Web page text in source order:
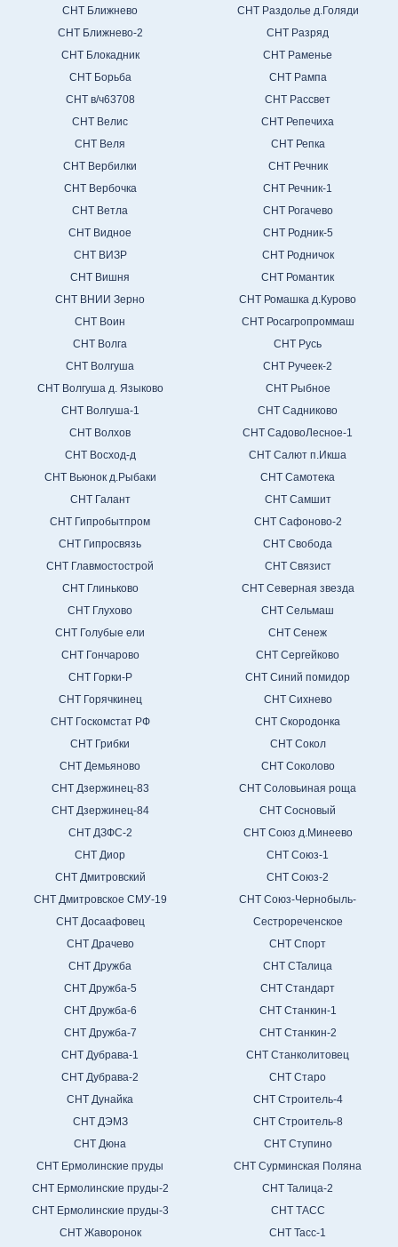
СНТ Ближнево
СНТ Ближнево-2
СНТ Блокадник
СНТ Борьба
СНТ в/ч63708
СНТ Велис
СНТ Веля
СНТ Вербилки
СНТ Вербочка
СНТ Ветла
СНТ Видное
СНТ ВИЗР
СНТ Вишня
СНТ ВНИИ Зерно
СНТ Воин
СНТ Волга
СНТ Волгуша
СНТ Волгуша д. Языково
СНТ Волгуша-1
СНТ Волхов
СНТ Восход-д
СНТ Вьюнок д.Рыбаки
СНТ Галант
СНТ Гипробытпром
СНТ Гипросвязь
СНТ Главмостострой
СНТ Глиньково
СНТ Глухово
СНТ Голубые ели
СНТ Гончарово
СНТ Горки-Р
СНТ Горячкинец
СНТ Госкомстат РФ
СНТ Грибки
СНТ Демьяново
СНТ Дзержинец-83
СНТ Дзержинец-84
СНТ ДЗФС-2
СНТ Диор
СНТ Дмитровский
СНТ Дмитровское СМУ-19
СНТ Досаафовец
СНТ Драчево
СНТ Дружба
СНТ Дружба-5
СНТ Дружба-6
СНТ Дружба-7
СНТ Дубрава-1
СНТ Дубрава-2
СНТ Дунайка
СНТ ДЭМЗ
СНТ Дюна
СНТ Ермолинские пруды
СНТ Ермолинские пруды-2
СНТ Ермолинские пруды-3
СНТ Жаворонок
СНТ Раздолье д.Голяди
СНТ Разряд
СНТ Раменье
СНТ Рампа
СНТ Рассвет
СНТ Репечиха
СНТ Репка
СНТ Речник
СНТ Речник-1
СНТ Рогачево
СНТ Родник-5
СНТ Родничок
СНТ Романтик
СНТ Ромашка д.Курово
СНТ Росагропроммаш
СНТ Русь
СНТ Ручеек-2
СНТ Рыбное
СНТ Садниково
СНТ СадовоЛесное-1
СНТ Салют п.Икша
СНТ Самотека
СНТ Самшит
СНТ Сафоново-2
СНТ Свобода
СНТ Связист
СНТ Северная звезда
СНТ Сельмаш
СНТ Сенеж
СНТ Сергейково
СНТ Синий помидор
СНТ Сихнево
СНТ Скородонка
СНТ Сокол
СНТ Соколово
СНТ Соловьиная роща
СНТ Сосновый
СНТ Союз д.Минеево
СНТ Союз-1
СНТ Союз-2
СНТ Союз-Чернобыль-
Сестрореченское
СНТ Спорт
СНТ СТалица
СНТ Стандарт
СНТ Станкин-1
СНТ Станкин-2
СНТ Станколитовец
СНТ Старо
СНТ Строитель-4
СНТ Строитель-8
СНТ Ступино
СНТ Сурминская Поляна
СНТ Талица-2
СНТ ТАСС
СНТ Тасс-1